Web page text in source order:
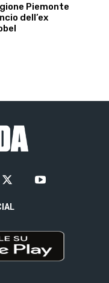
Piemonte
dell’ex